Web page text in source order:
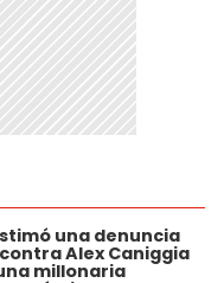
una denuncia
Alex Caniggia
millonaria